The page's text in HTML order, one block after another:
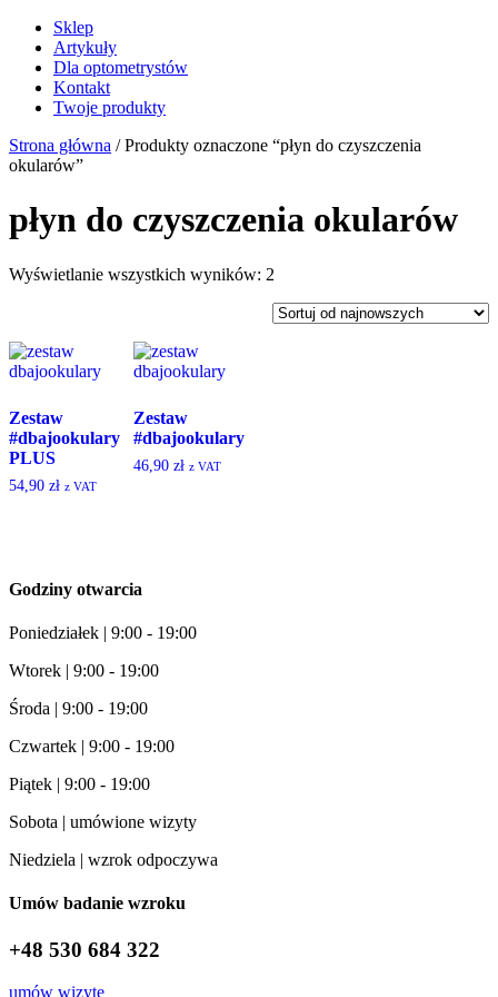
Sklep
Artykuły
Dla optometrystów
Kontakt
Twoje produkty
Strona główna / Produkty oznaczone “płyn do czyszczenia
okularów”
płyn do czyszczenia okularów
Wyświetlanie wszystkich wyników: 2
najnowszych
Zestaw
#dbajookulary
PLUS
54,90 zł z VAT
Zestaw
#dbajookulary
46,90 zł z VAT
Godziny otwarcia
Poniedziałek | 9:00 - 19:00
Wtorek | 9:00 - 19:00
Środa | 9:00 - 19:00
Czwartek | 9:00 - 19:00
Piątek | 9:00 - 19:00
Sobota | umówione wizyty
Niedziela | wzrok odpoczywa
Umów badanie wzroku
+48 530 684 322
umów wizytę